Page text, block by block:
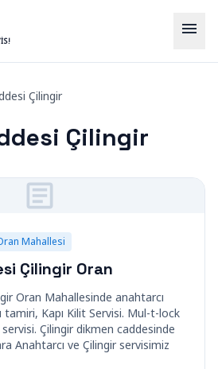
menu
Çilingir
Çilingir
Mahallesi
Çilingir Oran
Oran Mahallesinde anahtarcı
tamiri, Kapı Kilit Servisi. Mul-t-lock
Çilingir dikmen caddesinde
Anahtarcı ve Çilingir servisimiz